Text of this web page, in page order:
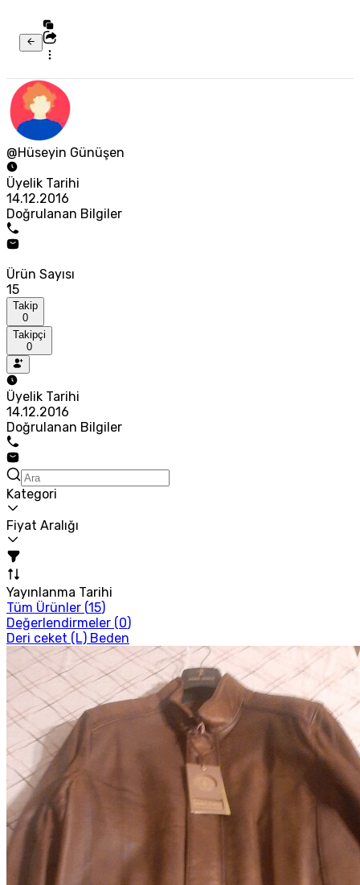
@Hüseyin Günüşen
Üyelik Tarihi
14.12.2016
Doğrulanan Bilgiler
Ürün Sayısı
15
Takip
0
Takipçi
0
Üyelik Tarihi
14.12.2016
Doğrulanan Bilgiler
Kategori
Fiyat Aralığı
Yayınlanma Tarihi
Tüm Ürünler (15)
Değerlendirmeler (0)
Deri ceket (L) Beden